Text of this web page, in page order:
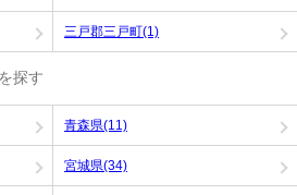
三戸郡三戸町(1)
探す
青森県(11)
宮城県(34)